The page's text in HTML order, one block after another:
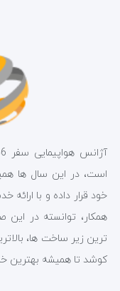
است، در این سال ها
خود قرار داده و با
ترین زیر ساخت ها،
کوشد تا همیشه بهترین